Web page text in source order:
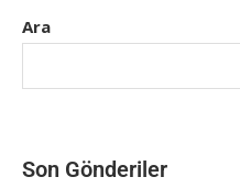
Ara
Son Gönderiler